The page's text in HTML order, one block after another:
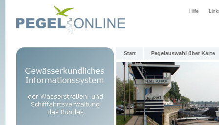
Hilfe
Start Pegelauswahl über Karte